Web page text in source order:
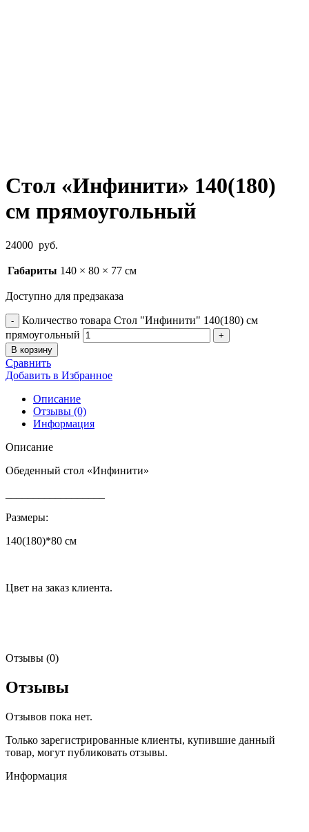
Стол «Инфинити» 140(180)
см прямоугольный
24000 руб.
Габариты 140 × 80 × 77 см
Доступно для предзаказа
Количество товара Стол "Инфинити" 140(180) см
прямоугольный
В корзину
Сравнить
Добавить в Избранное
Описание
Отзывы (0)
Информация
Описание
Обеденный стол «Инфинити»
Размеры:
140(180)*80 см
Цвет на заказ клиента.
Отзывы (0)
Отзывы
Отзывов пока нет.
Только зарегистрированные клиенты, купившие данный
товар, могут публиковать отзывы.
Информация